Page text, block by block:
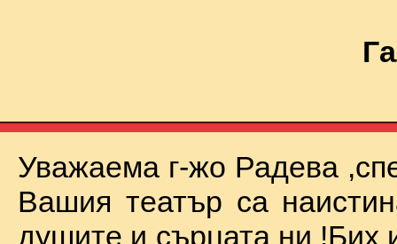
Уважаема г-жо Радева
Вашия театър са
душите и сърцата ни !Бих